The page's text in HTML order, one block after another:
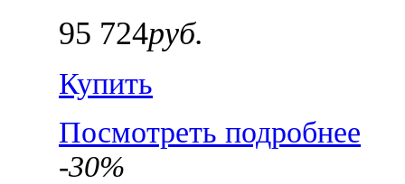
95 724руб.
Купить
Посмотреть подробнее
-30%